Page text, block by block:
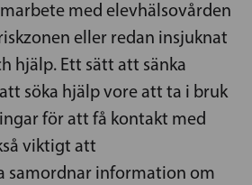
med elevhälsovården
eller redan insjuknat
hjälp. Ett sätt att sänka
söka hjälp vore att ta i bruk
för att få kontakt med
viktigt att
samordnar information om